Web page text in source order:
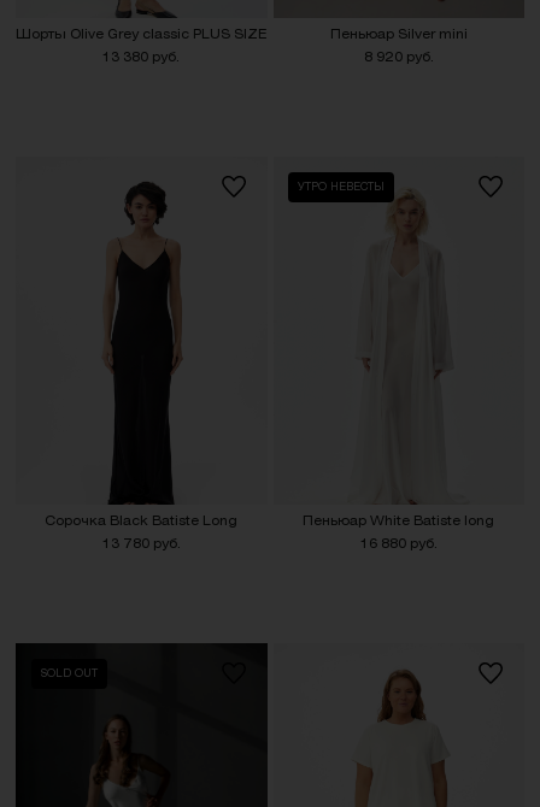
Шорты Olive Grey classic PLUS SIZE
13 380 руб.
Пеньюар Silver mini
8 920 руб.
Сорочка Black Batiste Long
13 780 руб.
УТРО НЕВЕСТЫ
Пеньюар White Batiste long
16 880 руб.
SOLD OUT